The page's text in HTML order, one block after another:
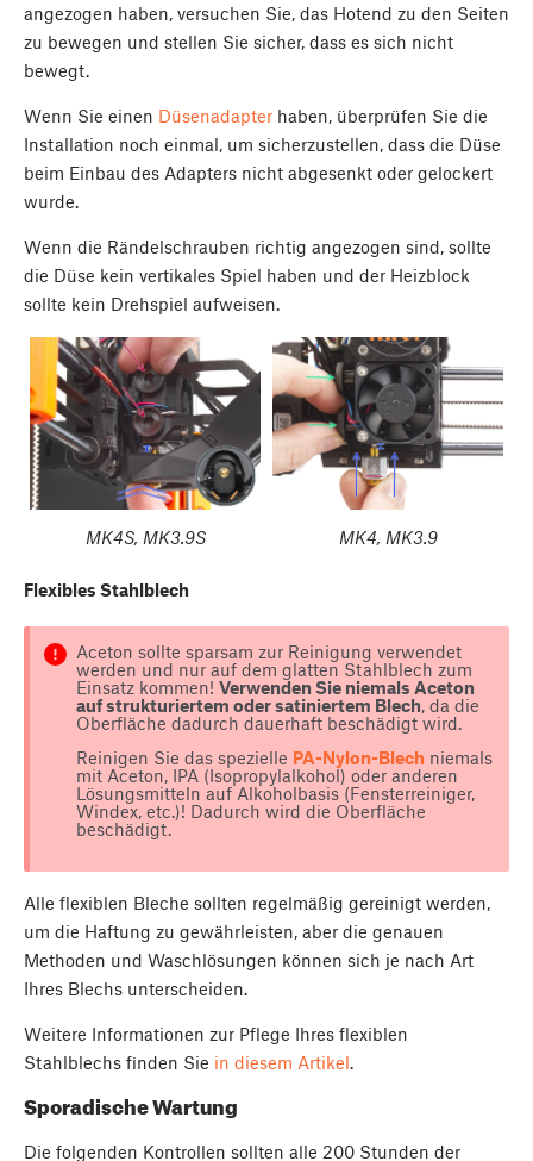
angezogen haben, versuchen Sie, das Hotend zu den Seiten
zu bewegen und stellen Sie sicher, dass es sich nicht
bewegt.
Wenn Sie einen Düsenadapter haben, überprüfen Sie die
Installation noch einmal, um sicherzustellen, dass die Düse
beim Einbau des Adapters nicht abgesenkt oder gelockert
wurde.
Wenn die Rändelschrauben richtig angezogen sind, sollte
die Düse kein vertikales Spiel haben und der Heizblock
sollte kein Drehspiel aufweisen.
MK4S, MK3.9S MK4, MK3.9
Flexibles Stahlblech
Aceton sollte sparsam zur Reinigung verwendet
werden und nur auf dem glatten Stahlblech zum
Einsatz kommen! Verwenden Sie niemals Aceton
auf strukturiertem oder satiniertem Blech, da die
Oberfläche dadurch dauerhaft beschädigt wird.
Reinigen Sie das spezielle PA-Nylon-Blech niemals
mit Aceton, IPA (Isopropylalkohol) oder anderen
Lösungsmitteln auf Alkoholbasis (Fensterreiniger,
Windex, etc.)! Dadurch wird die Oberfläche
beschädigt.
Alle flexiblen Bleche sollten regelmäßig gereinigt werden,
um die Haftung zu gewährleisten, aber die genauen
Methoden und Waschlösungen können sich je nach Art
Ihres Blechs unterscheiden.
Weitere Informationen zur Pflege Ihres flexiblen
Stahlblechs finden Sie in diesem Artikel.
Sporadische Wartung
Die folgenden Kontrollen sollten alle 200 Stunden der